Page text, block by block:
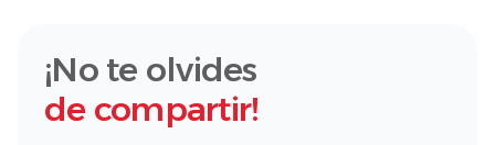
¡No te olvides
de compartir!